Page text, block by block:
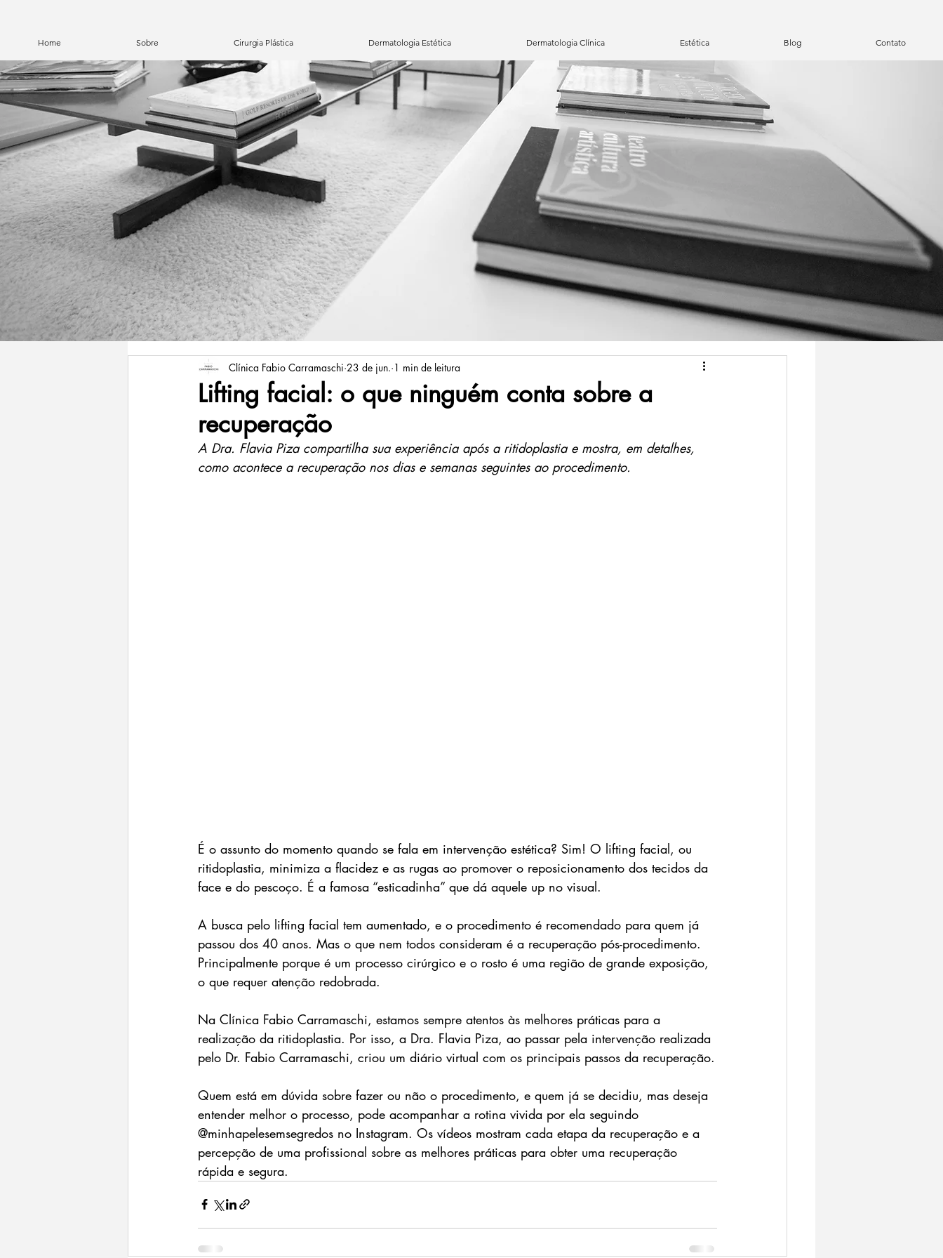
Home Sobre Cirurgia Plástica Dermatologia Estética Dermatologia Clínica Estética Blog Contato
Lifting facial: o que ninguém conta sobre a
recuperação
Clínica Fabio Carramaschi 23 de jun. 1 min de leitura
A Dra. Flavia Piza compartilha sua experiência após a ritidoplastia e mostra, em detalhes,
como acontece a recuperação nos dias e semanas seguintes ao procedimento.
É o assunto do momento quando se fala em intervenção estética? Sim! O lifting facial, ou
ritidoplastia, minimiza a flacidez e as rugas ao promover o reposicionamento dos tecidos da
face e do pescoço. É a famosa “esticadinha” que dá aquele up no visual.
A busca pelo lifting facial tem aumentado, e o procedimento é recomendado para quem já
passou dos 40 anos. Mas o que nem todos consideram é a recuperação pós-procedimento.
Principalmente porque é um processo cirúrgico e o rosto é uma região de grande exposição,
o que requer atenção redobrada.
Na Clínica Fabio Carramaschi, estamos sempre atentos às melhores práticas para a
realização da ritidoplastia. Por isso, a Dra. Flavia Piza, ao passar pela intervenção realizada
pelo Dr. Fabio Carramaschi, criou um diário virtual com os principais passos da recuperação.
Quem está em dúvida sobre fazer ou não o procedimento, e quem já se decidiu, mas deseja
entender melhor o processo, pode acompanhar a rotina vivida por ela seguindo
@minhapelesemsegredos no Instagram. Os vídeos mostram cada etapa da recuperação e a
percepção de uma profissional sobre as melhores práticas para obter uma recuperação
rápida e segura.